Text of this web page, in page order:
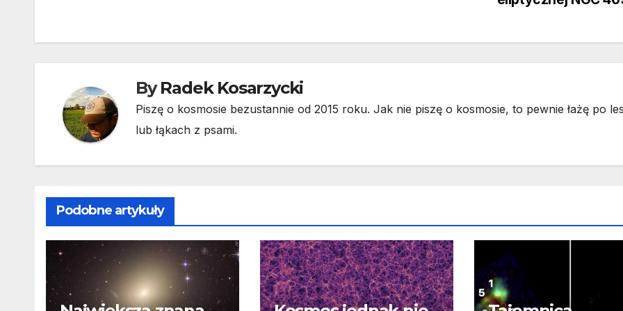
ByRadek Kosarzycki
Piszę o kosmosie bezustannie od 2015 roku. Jak nie piszę o kosmosie, to pewnie łażę po
lub łąkach z psami.
Podobne artykuły